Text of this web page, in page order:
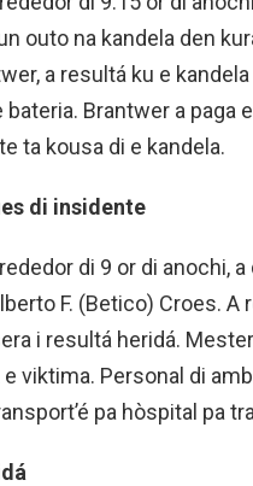
outo na kandela den
a resultá ku e
bateria. Brantwer a paga
ta kousa di e kandela.
di insidente
di 9 or di anochi,
F. (Betico) Croes.
i resultá heridá.
viktima. Personal di
pa hòspital pa